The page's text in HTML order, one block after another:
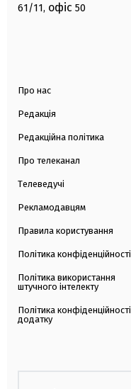
61/11, офіс 50
Про нас
Редакція
Редакційна політика
Про телеканал
Телеведучі
Рекламодавцям
Правила користування
Політика конфіденційності
Політика використання
штучного інтелекту
Політика конфіденційності
додатку